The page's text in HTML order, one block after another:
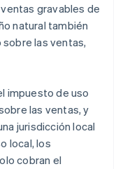
gravables de
natural también
las ventas,
impuesto de uso
las ventas, y
jurisdicción local
local, los
cobran el